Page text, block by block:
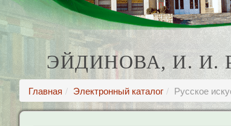
ЭЙДИНОВА, И. И.
Главная Электронный каталог Русское